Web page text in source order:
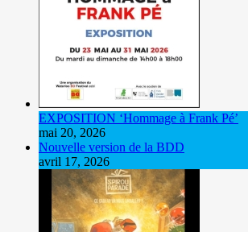
EXPOSITION ‘Hommage à Frank Pé’
mai 20, 2026
Nouvelle version de la BDD
avril 17, 2026